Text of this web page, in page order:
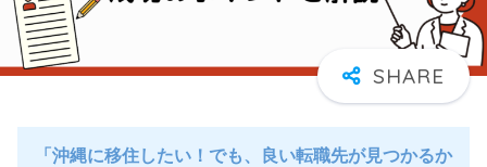
「沖縄に移住したい！でも、良い転職先が見つかるか